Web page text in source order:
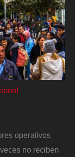
operativos
no reciben